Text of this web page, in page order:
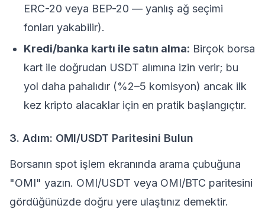
ERC-20 veya BEP-20 — yanlış ağ seçimi
fonları yakabilir).
Kredi/banka kartı ile satın alma: Birçok borsa
kart ile doğrudan USDT alımına izin verir; bu
yol daha pahalıdır (%2–5 komisyon) ancak ilk
kez kripto alacaklar için en pratik başlangıçtır.
3. Adım: OMI/USDT Paritesini Bulun
Borsanın spot işlem ekranında arama çubuğuna
"OMI" yazın. OMI/USDT veya OMI/BTC paritesini
gördüğünüzde doğru yere ulaştınız demektir.